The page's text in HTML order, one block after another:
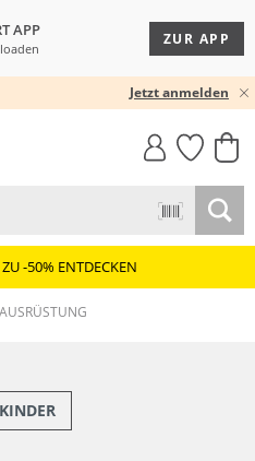
APP ZUR APP
STERNE Jetzt anmelden
MUST-HAVE
ZU -50% ENTDECKEN
KINDER